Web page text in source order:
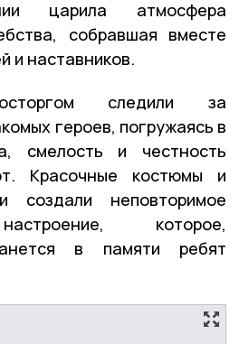
царила атмосфера
собравшая вместе
и наставников.
следили за
героев, погружаясь в
смелость и честность
Красочные костюмы и
создали неповторимое
которое,
в памяти ребят